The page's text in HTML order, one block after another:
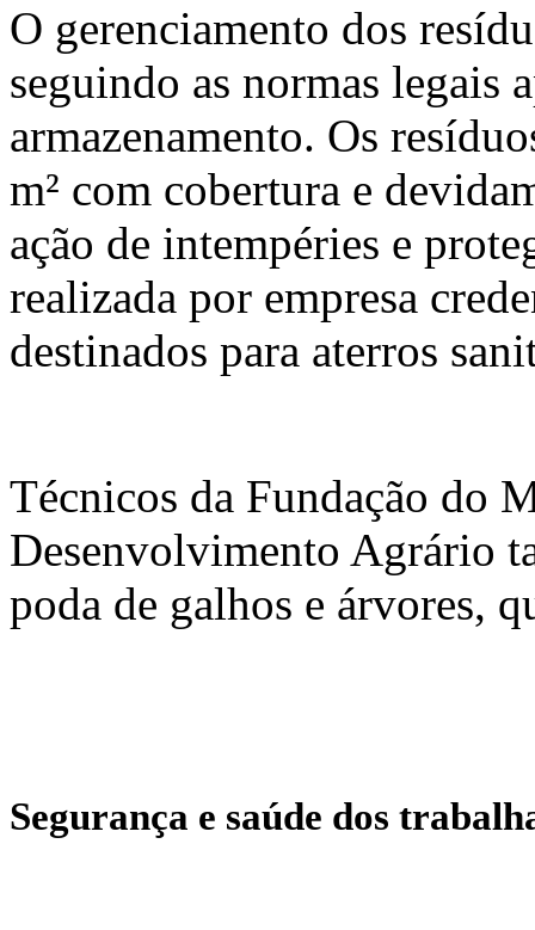
O gerenciamento dos
seguindo as normas legais
armazenamento. Os
m² com cobertura e
ação de intempéries e
realizada por empresa
destinados para aterros
Técnicos da Fundação do
Desenvolvimento Agrário
poda de galhos e árvores,
Segurança e saúde dos